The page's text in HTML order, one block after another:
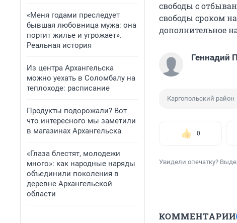
«Меня годами преследует
бывшая любовница мужа: она
портит жилье и угрожает».
Реальная история
Из центра Архангельска
можно уехать в Соломбалу на
теплоходе: расписание
Продукты подорожали? Вот
что интересного мы заметили
в магазинах Архангельска
«Глаза блестят, молодежи
много»: как народные наряды
объединили поколения в
деревне Архангельской
области
свободы с
свободы сроком
дополнительное
Геннадий
Каргопольский район
0
Увидели опечатку?
КОММЕНТАРИИ